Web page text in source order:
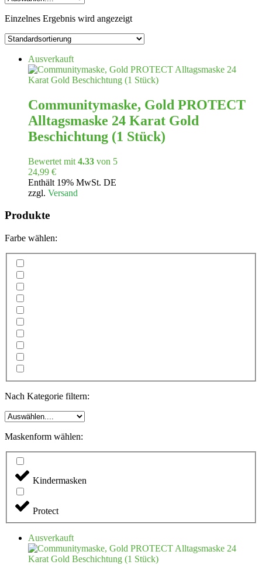
Einzelnes Ergebnis wird angezeigt
Ausverkauft
Communitymaske, Gold PROTECT
Alltagsmaske 24 Karat Gold
Beschichtung (1 Stück)
Bewertet mit 4.33 von 5
24,99 €
Enthält 19% MwSt. DE
zzgl. Versand
Produkte
Farbe wählen:
Nach Kategorie filtern:
Maskenform wählen:
Kindermasken
Protect
Ausverkauft